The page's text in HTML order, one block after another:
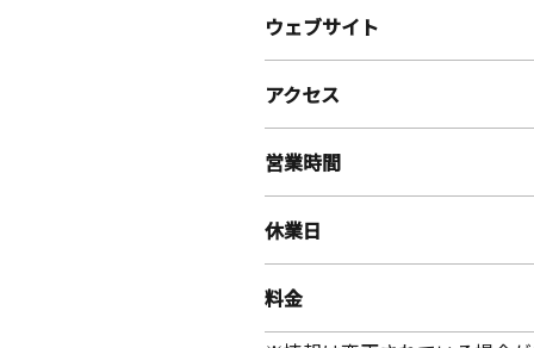
ウェブサイト
アクセス
営業時間
休業日
料金